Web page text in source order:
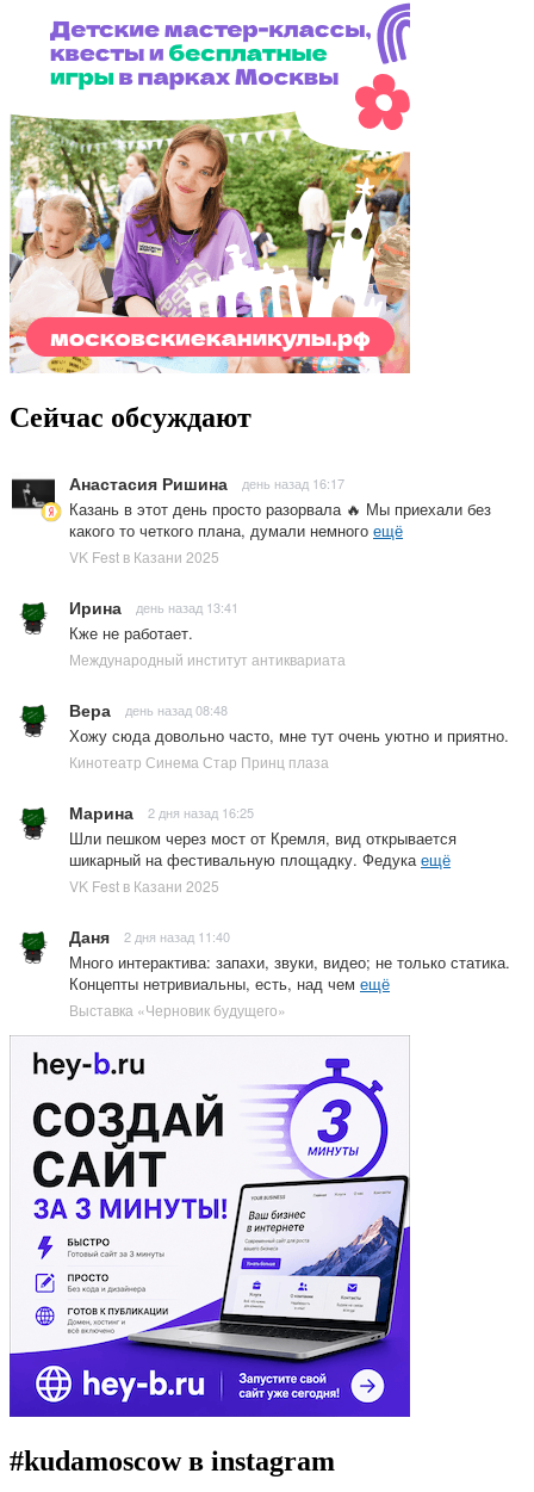
Сейчас обсуждают
Анастасия Ришина день назад 16:17
Казань в этот день просто разорвала 🔥 Мы приехали без
какого то четкого плана, думали немного ещё
VK Fest в Казани 2025
Ирина день назад 13:41
Кже не работает.
Международный институт антиквариата
Вера день назад 08:48
Хожу сюда довольно часто, мне тут очень уютно и приятно.
Кинотеатр Синема Стар Принц плаза
Марина 2 дня назад 16:25
Шли пешком через мост от Кремля, вид открывается
шикарный на фестивальную площадку. Федукаещё
VK Fest в Казани 2025
Даня 2 дня назад 11:40
Много интерактива: запахи, звуки, видео; не только статика.
Концепты нетривиальны, есть, над чем ещё
Выставка «Черновик будущего»
#kudamoscow в instagram